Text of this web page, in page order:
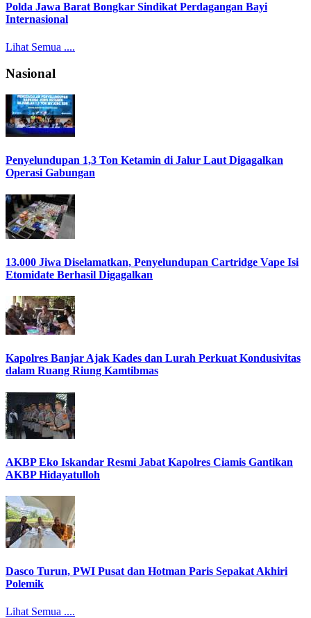
Polda Jawa Barat Bongkar Sindikat Perdagangan Bayi
Internasional
Lihat Semua ....
Nasional
Penyelundupan 1,3 Ton Ketamin di Jalur Laut Digagalkan
Operasi Gabungan
13.000 Jiwa Diselamatkan, Penyelundupan Cartridge Vape Isi
Etomidate Berhasil Digagalkan
Kapolres Banjar Ajak Kades dan Lurah Perkuat Kondusivitas
dalam Ruang Riung Kamtibmas
AKBP Eko Iskandar Resmi Jabat Kapolres Ciamis Gantikan
AKBP Hidayatulloh
Dasco Turun, PWI Pusat dan Hotman Paris Sepakat Akhiri
Polemik
Lihat Semua ....